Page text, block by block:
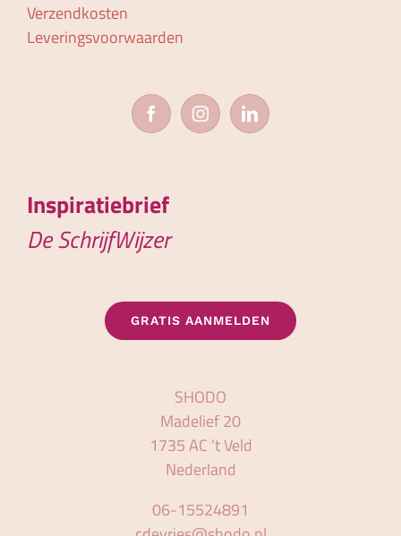
Verzendkosten
Leveringsvoorwaarden
Inspiratiebrief
De SchrijfWijzer
GRATIS AANMELDEN
SHODO
Madelief 20
1735 AC ’t Veld
Nederland
06-15524891